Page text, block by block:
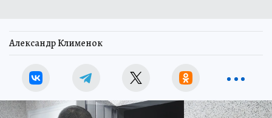
Александр Клименок